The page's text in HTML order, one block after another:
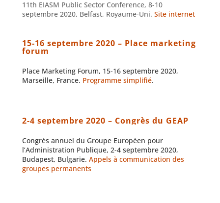
11th EIASM Public Sector Conference, 8-10
septembre 2020, Belfast, Royaume-Uni. Site internet
15-16 septembre 2020 – Place marketing
forum
Place Marketing Forum, 15-16 septembre 2020,
Marseille, France. Programme simplifié.
2-4 septembre 2020 – Congrès du GEAP
Congrès annuel du Groupe Européen pour
l’Administration Publique, 2-4 septembre 2020,
Budapest, Bulgarie. Appels à communication des
groupes permanents